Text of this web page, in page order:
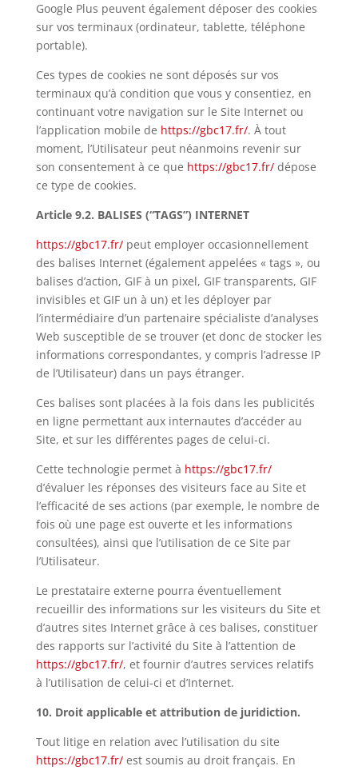
Google Plus peuvent également déposer des cookies
sur vos terminaux (ordinateur, tablette, téléphone
portable).
Ces types de cookies ne sont déposés sur vos
terminaux qu’à condition que vous y consentiez, en
continuant votre navigation sur le Site Internet ou
l’application mobile de https://gbc17.fr/. À tout
moment, l’Utilisateur peut néanmoins revenir sur
son consentement à ce que https://gbc17.fr/dépose
ce type de cookies.
Article 9.2. BALISES (“TAGS”) INTERNET
https://gbc17.fr/peut employer occasionnellement
des balises Internet (également appelées « tags », ou
balises d’action, GIF à un pixel, GIF transparents, GIF
invisibles et GIF un à un) et les déployer par
l’intermédiaire d’un partenaire spécialiste d’analyses
Web susceptible de se trouver (et donc de stocker les
informations correspondantes, y compris l’adresse IP
de l’Utilisateur) dans un pays étranger.
Ces balises sont placées à la fois dans les publicités
en ligne permettant aux internautes d’accéder au
Site, et sur les différentes pages de celui-ci.
Cette technologie permet à https://gbc17.fr/
d’évaluer les réponses des visiteurs face au Site et
l’efficacité de ses actions (par exemple, le nombre de
fois où une page est ouverte et les informations
consultées), ainsi que l’utilisation de ce Site par
l’Utilisateur.
Le prestataire externe pourra éventuellement
recueillir des informations sur les visiteurs du Site et
d’autres sites Internet grâce à ces balises, constituer
des rapports sur l’activité du Site à l’attention de
https://gbc17.fr/, et fournir d’autres services relatifs
à l’utilisation de celui-ci et d’Internet.
10. Droit applicable et attribution de juridiction.
Tout litige en relation avec l’utilisation du site
https://gbc17.fr/est soumis au droit français. En